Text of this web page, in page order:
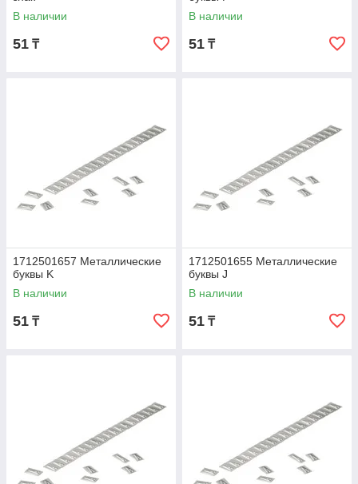
В наличии
51 ₸
В наличии
51 ₸
1712501657 Металлические
буквы K
В наличии
51 ₸
1712501655 Металлические
буквы J
В наличии
51 ₸